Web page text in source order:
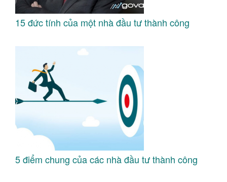
15 đức tính của một nhà đầu tư thành công
5 điểm chung của các nhà đầu tư thành công